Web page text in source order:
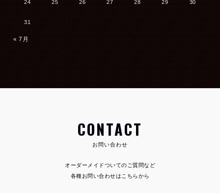
24 25 26 27 28 29 30
31
« 7月
CONTACT
お問い合わせ
オーダーメイドついてのご質問など
各種お問い合わせはこちらから